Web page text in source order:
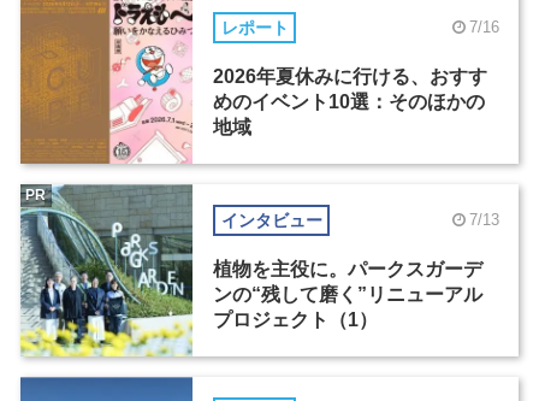
レポート 7/16
2026年夏休みに行ける、おすす
めのイベント10選：そのほかの
地域
インタビュー 7/13
植物を主役に。パークスガーデ
ンの“残して磨く”リニューアル
プロジェクト（1）
PR